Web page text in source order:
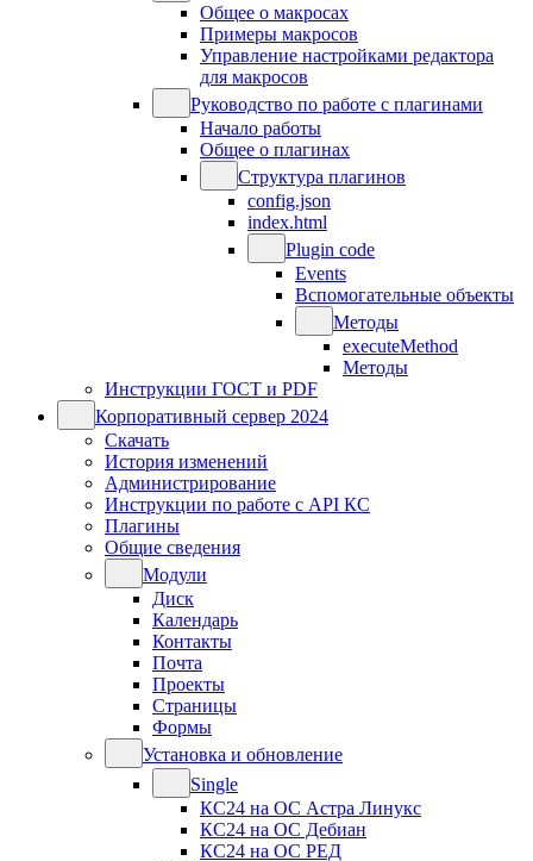
Общее о макросах
Примеры макросов
Управление настройками редактора
для макросов
Руководство по работе с плагинами
Начало работы
Общее о плагинах
Структура плагинов
config.json
index.html
Plugin code
Events
Вспомогательные объекты
Методы
executeMethod
Методы
Инструкции ГОСТ и PDF
Корпоративный сервер 2024
Скачать
История изменений
Администрирование
Инструкции по работе с API КС
Плагины
Общие сведения
Модули
Диск
Календарь
Контакты
Почта
Проекты
Страницы
Формы
Установка и обновление
Single
КС24 на ОС Астра Линукс
КС24 на ОС Дебиан
КС24 на ОС РЕД